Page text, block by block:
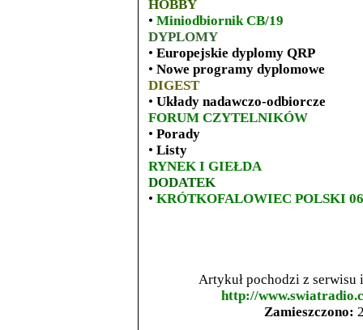
HOBBY
• Miniodbiornik CB/19
DYPLOMY
• Europejskie dyplomy QRP
• Nowe programy dyplomowe
DIGEST
• Układy nadawczo-odbiorcze
FORUM CZYTELNIKÓW
• Porady
• Listy
RYNEK I GIEŁDA
DODATEK
• KRÓTKOFALOWIEC POLSKI
Artykuł pochodzi z
http://
Zamieszczono: